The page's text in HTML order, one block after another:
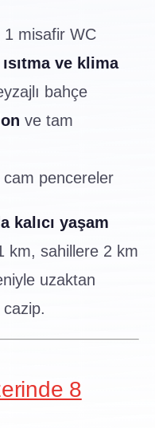
1 misafir WC
ve klima
bahçe
ve tam
pencereler
kalıcı yaşam
km, sahillere 2 km
uzaktan
8